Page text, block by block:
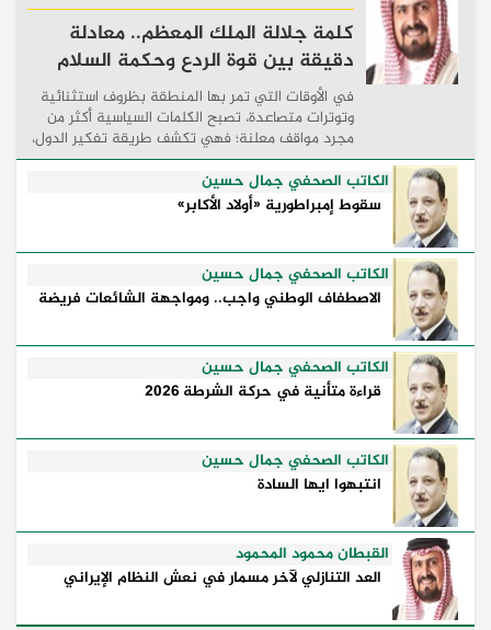
كلمة جلالة الملك المعظم.. معادلة
دقيقة بين قوة الردع وحكمة السلام
في الأوقات التي تمر بها المنطقة بظروف استثنائية
وتوترات متصاعدة، تصبح الكلمات السياسية أكثر من
مجرد مواقف معلنة؛ فهي تكشف طريقة تفكير الدول،
وكيفية إدارتها للأزمات، والحدود التي تفصل بين القوة
...
الكاتب الصحفي جمال حسين
سقوط إمبراطورية «أولاد الأكابر»
الكاتب الصحفي جمال حسين
الاصطفاف الوطني واجب.. ومواجهة الشائعات فريضة
الكاتب الصحفي جمال حسين
قراءة متأنية في حركة الشرطة 2026
الكاتب الصحفي جمال حسين
انتبهوا ايها السادة
القبطان محمود المحمود
العد التنازلي لآخر مسمار في نعش النظام الإيراني